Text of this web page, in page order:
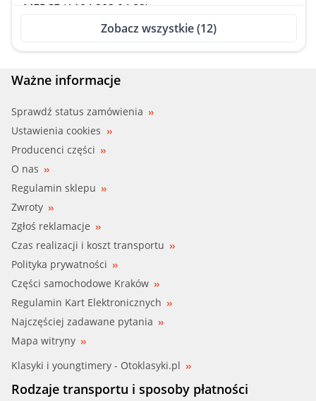
MERCE (A104 203 04 82)
SWAG (10 91 4025)
TTC (02.19.097)
WILMINK (WG1794485)
Zobacz wszystkie (12)
Ważne informacje
Sprawdź status zamówienia
Ustawienia cookies
Producenci części
O nas
Regulamin sklepu
Zwroty
Zgłoś reklamacje
Czas realizacji i koszt transportu
Polityka prywatności
Części samochodowe Kraków
Regulamin Kart Elektronicznych
Najczęściej zadawane pytania
Mapa witryny
Klasyki i youngtimery - Otoklasyki.pl
Rodzaje transportu i sposoby płatności